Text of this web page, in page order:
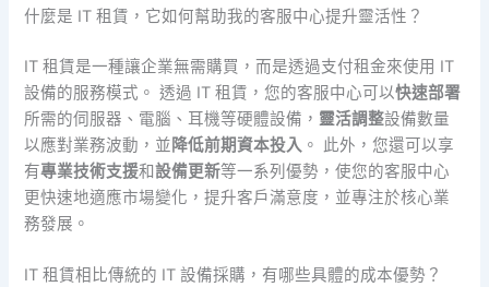
什麼是 IT 租賃，它如何幫助我的客服中心提升靈活性？
IT 租賃是一種讓企業無需購買，而是透過支付租金來使用 IT
設備的服務模式。 透過 IT 租賃，您的客服中心可以快速部署
所需的伺服器、電腦、耳機等硬體設備， 靈活調整設備數量
以應對業務波動，並降低前期資本投入 。 此外，您還可以享
有專業技術支援和設備更新等一系列優勢，使您的客服中心
更快速地適應市場變化，提升客戶滿意度，並專注於核心業
務發展。
IT 租賃相比傳統的 IT 設備採購，有哪些具體的成本優勢？